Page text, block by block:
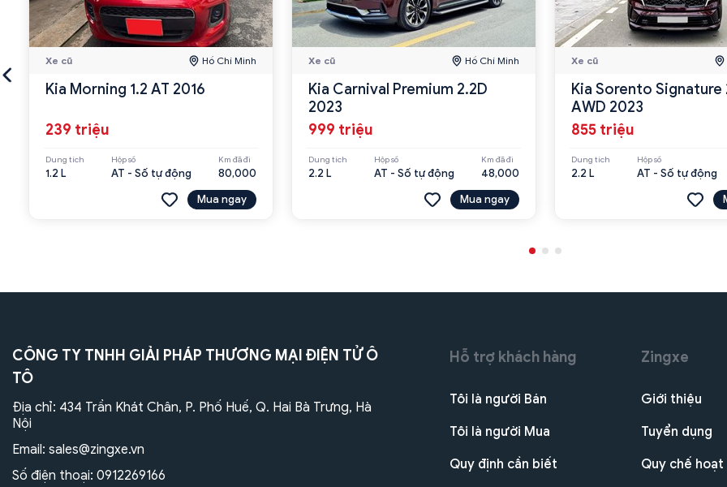
Xe cũ Hồ Chí Minh
Kia Morning 1.2 AT 2016
239 triệu
Dung tích
1.2 L
Hộp số
AT - Số tự động
Km đã đi
80,000
Mua ngay
Xe cũ Hồ Chí Minh
Kia Carnival Premium 2.2D
2023
999 triệu
Dung tích
2.2 L
Hộp số
AT - Số tự động
Km đã đi
48,000
Mua ngay
Xe cũ
Kia Sorento Signature
AWD 2023
855 triệu
Dung tích
2.2 L
Hộp số
AT - Số tự động
CÔNG TY TNHH GIẢI PHÁP THƯƠNG MẠI ĐIỆN TỬ Ô
TÔ
Địa chỉ: 434 Trần Khát Chân, P. Phố Huế, Q. Hai Bà Trưng, Hà
Nội
Email: sales@zingxe.vn
Số điện thoại: 0912269166
Hỗ trợ khách hàng
Tôi là người Bán
Tôi là người Mua
Quy định cần biết
Zingxe
Giới thiệu
Tuyển dụng
Quy chế